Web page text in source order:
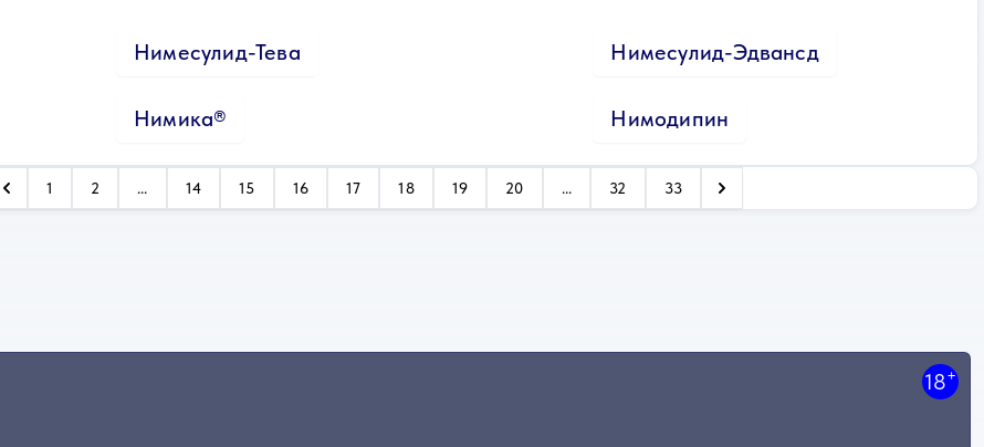
Нимесулид-Тева Нимесулид-Эдвансд
Нимика® Нимодипин
1 2 ... 14 15 16 17 18 19 20 ... 32 33
18+